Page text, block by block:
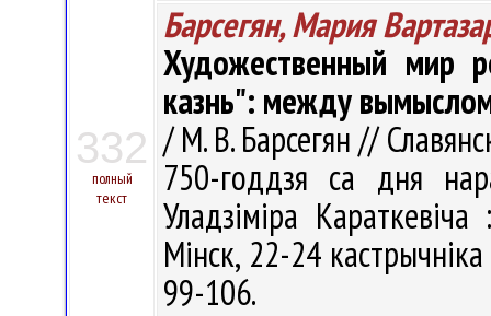
332
полный
текст
Барсегян, Мария
Художественный мир
казнь": между
/ М. В. Барсегян //
750-годдзя са дня
Уладзіміра
Мінск, 22-24
99-106.